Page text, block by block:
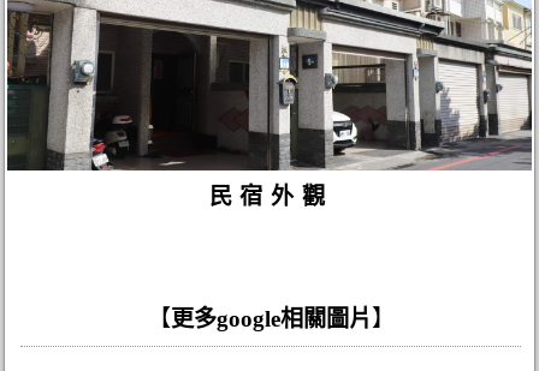
民宿外觀
【更多google相關圖片】